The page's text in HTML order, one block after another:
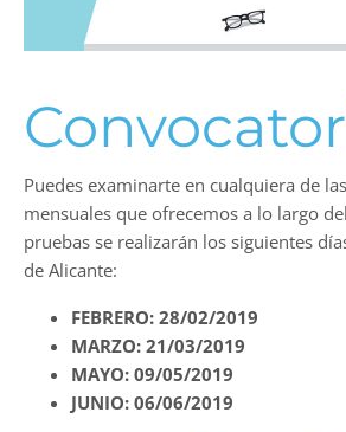
Puedes examinarte en cualquiera de
mensuales que ofrecemos a lo largo
pruebas se realizarán los siguientes
de Alicante:
FEBRERO: 28/02/2019
MARZO: 21/03/2019
MAYO: 09/05/2019
JUNIO: 06/06/2019